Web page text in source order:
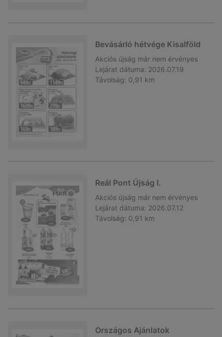
Bevásárló hétvége Kisalföld
Akciós újság már nem érvényes
Lejárat dátuma: 2026.07.19
Távolság: 0,91 km
Reál Pont Újság I.
Akciós újság már nem érvényes
Lejárat dátuma: 2026.07.12
Távolság: 0,91 km
Országos Ajánlatok